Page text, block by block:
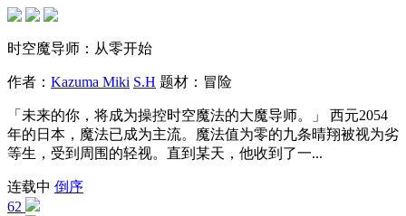
时空魔导师：从零开始
作者： Kazuma Miki S.H 题材： 冒险
「未来的你，将成为操控时空魔法的大魔导师。」 西元2054
年的日本，魔法已成为主流。魔法值为零的九条晴翔被视为劣
等生，受到周围的轻视。直到某天，他收到了一...
连载中 倒序
62